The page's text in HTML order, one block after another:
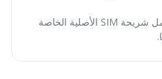
شريحة eSIM رقمية، لذا ستعمل شريحة SIM الأصلية الخاصة